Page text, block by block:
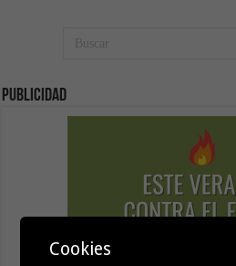
Publicidad
Cookies